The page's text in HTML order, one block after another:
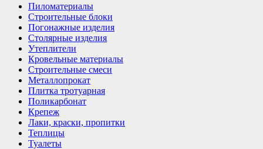
Пиломатериалы
Строительные блоки
Погонажные изделия
Столярные изделия
Утеплители
Кровельные материалы
Строительные смеси
Металлопрокат
Плитка тротуарная
Поликарбонат
Крепеж
Лаки, краски, пропитки
Теплицы
Туалеты